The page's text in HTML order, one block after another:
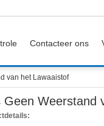
Contacteer ons
van het Lawaaistof
Weerstand